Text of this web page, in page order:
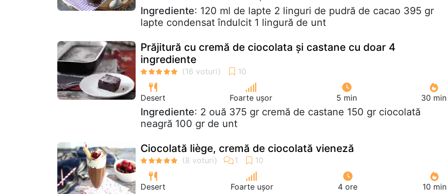
Ingrediente: 120 ml de lapte 2 linguri de pudră de cacao 395 gr
lapte condensat îndulcit 1 lingură de unt
Prăjitură cu cremă de ciocolata și castane cu doar 4
ingrediente
Desert Foarte ușor 5 min 30 min
Ingrediente: 2 ouă 375 gr cremă de castane 150 gr ciocolată
neagră 100 gr de unt
Ciocolată liège, cremă de ciocolată vieneză
Desert Foarte ușor 4 ore 10 min